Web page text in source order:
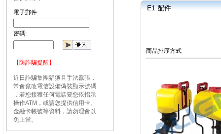
電子郵件:
密碼:
【防詐騙提醒】
近日詐騙集團猖獗且手法囂張，
常會竄改電信設備偽裝顯示號碼
，若您接獲任何電話要您依指示
操作ATM，或請您提供信用卡、
金融卡帳號等資料，請勿理會以
免上當。
E1 配件
商品排序方式